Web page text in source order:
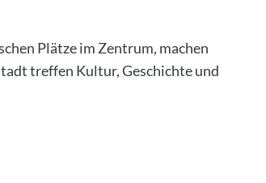
Plätze im Zentrum, machen
treffen Kultur, Geschichte und